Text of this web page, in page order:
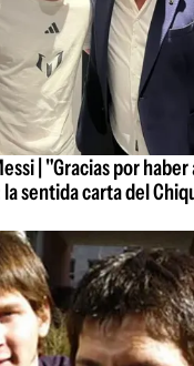
| "Gracias por
sentida carta del